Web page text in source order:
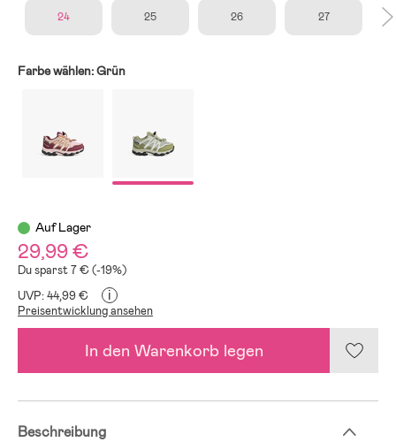
24 25 26 27
Farbe wählen:Grün
Auf Lager
29,99 €
Du sparst 7 € (-19%)
UVP: 44,99 €
i
Preisentwicklung ansehen
In den Warenkorb legen
Beschreibung